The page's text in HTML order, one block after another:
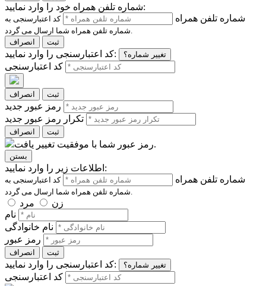
شماره تلفن همراه خود را وارد نمایید:
شماره تلفن همراه
کد اعتبارسنجی به
انصراف
ثبت
کد اعتبارسنجی را وارد نمایید: تغییر شماره؟
کد اعتبارسنجی
انصراف ثبت
رمز عبور جدید
تکرار رمز عبور جدید
انصراف ثبت
رمز عبور شما با موفقیت تغییر یافت.
بستن
اطلاعات زیر را وارد نمایید:
شماره تلفن همراه
کد اعتبارسنجی به
زن
مرد
نام
نام خانوادگی
رمز عبور
انصراف ثبت
کد اعتبارسنجی را وارد نمایید: تغییر شماره؟
کد اعتبارسنجی